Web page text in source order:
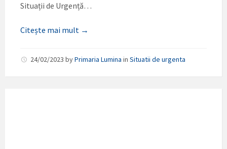
Situații de Urgență…
Citește mai mult →
24/02/2023 byPrimaria Lumina in Situatii de urgenta